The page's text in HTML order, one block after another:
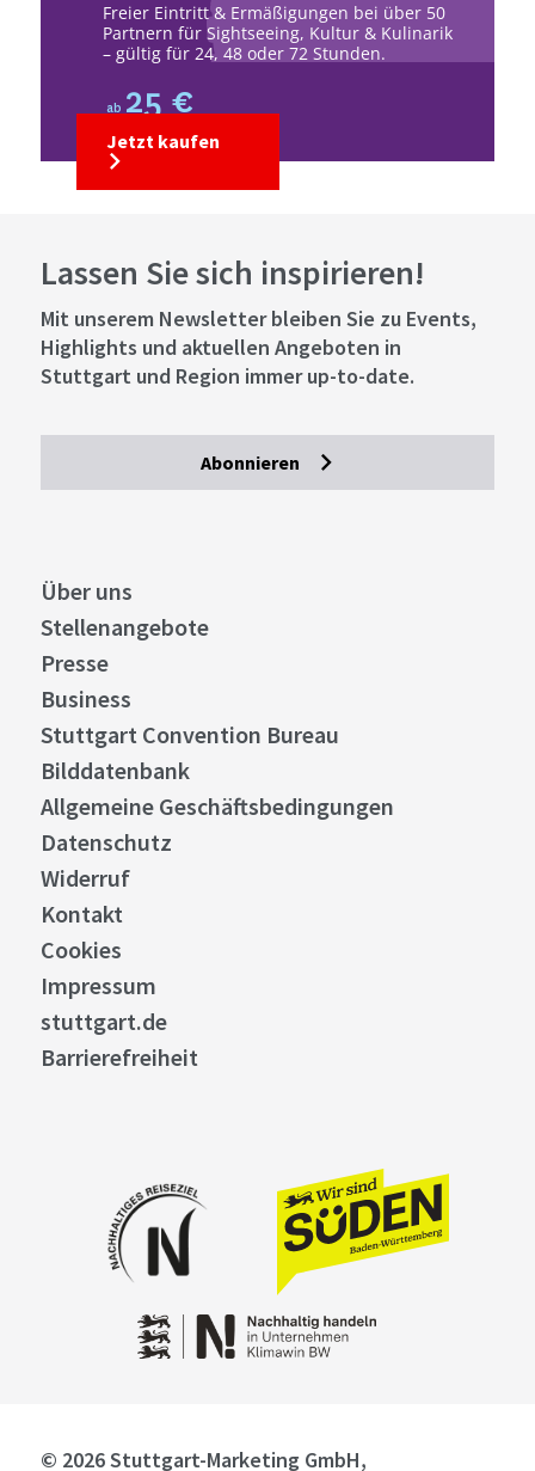
Freier Eintritt & Ermäßigungen bei über 50
Partnern für Sightseeing, Kultur & Kulinarik
– gültig für 24, 48 oder 72 Stunden.
ab 25 €
Jetzt kaufen
Lassen Sie sich inspirieren!
Mit unserem Newsletter bleiben Sie zu Events,
Highlights und aktuellen Angeboten in
Stuttgart und Region immer up-to-date.
Abonnieren
Über uns
Stellenangebote
Presse
Business
Stuttgart Convention Bureau
Bilddatenbank
Allgemeine Geschäftsbedingungen
Datenschutz
Widerruf
Kontakt
Cookies
Impressum
stuttgart.de
Barrierefreiheit
© 2026 Stuttgart-Marketing GmbH,